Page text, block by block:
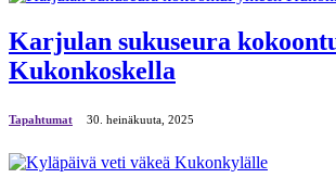
Karjulan sukuseura
Kukonkoskella
Tapahtumat 30. heinäkuuta, 2025